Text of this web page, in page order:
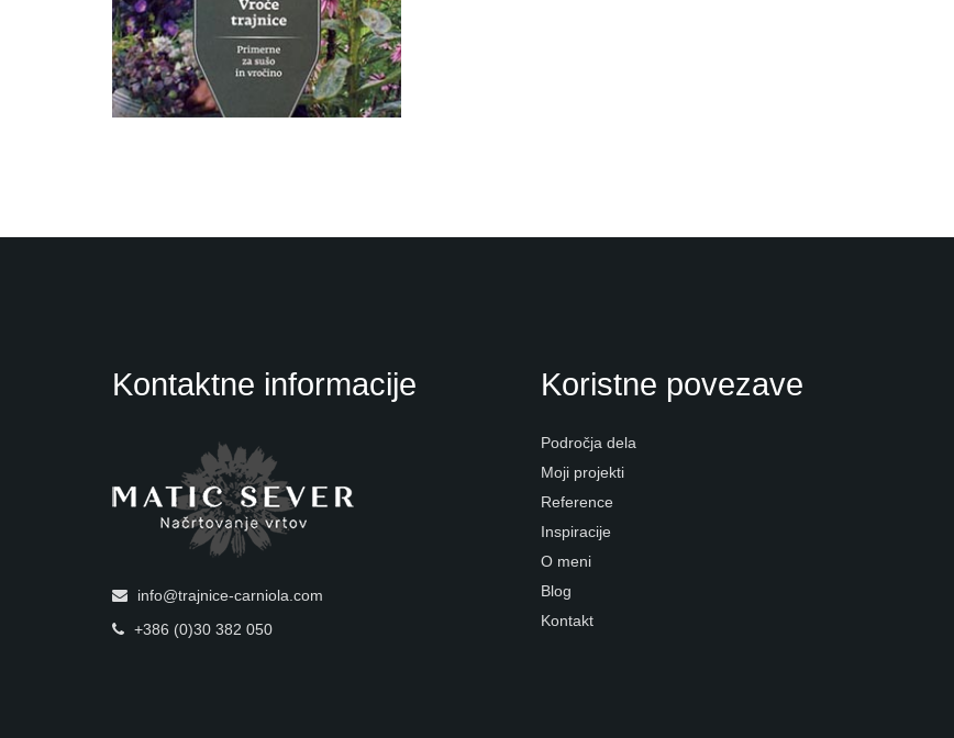
Kontaktne informacije
info@trajnice-carniola.com
+386 (0)30 382 050
Koristne povezave
Področja dela
Moji projekti
Reference
Inspiracije
O meni
Blog
Kontakt